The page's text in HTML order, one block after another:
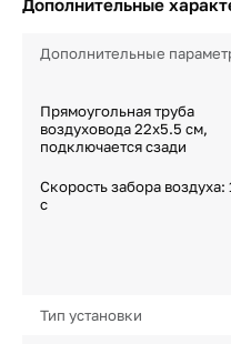
Дополнительные
Дополнительные
Прямоугольная труба
воздуховода 22х5.5 см,
подключается сзади
Скорость забора воздуха:
с
Тип установки